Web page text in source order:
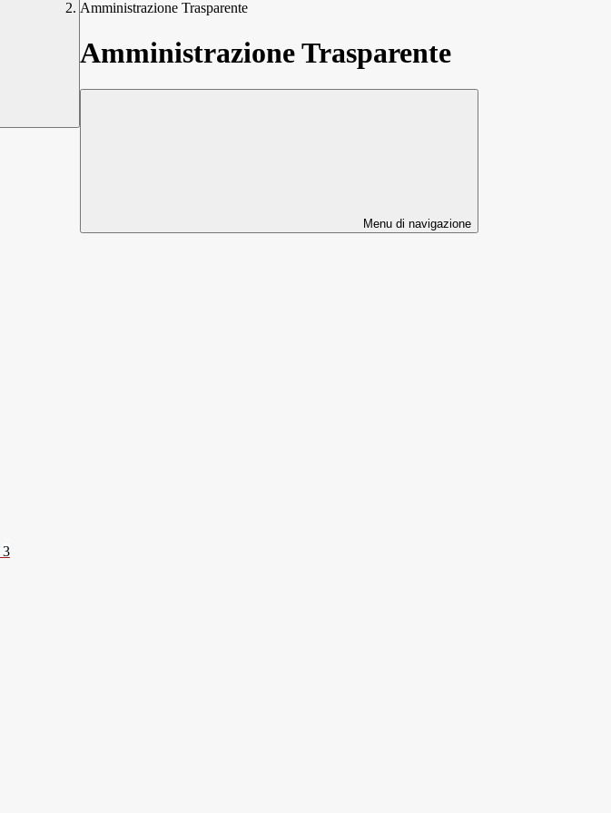
Amministrazione Trasparente
Amministrazione Trasparente
Menu di navigazione
3